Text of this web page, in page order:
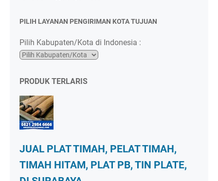
PILIH LAYANAN PENGIRIMAN KOTA TUJUAN
Pilih Kabupaten/Kota di Indonesia :
PRODUK TERLARIS
JUAL PLAT TIMAH, PELAT TIMAH,
TIMAH HITAM, PLAT PB, TIN PLATE,